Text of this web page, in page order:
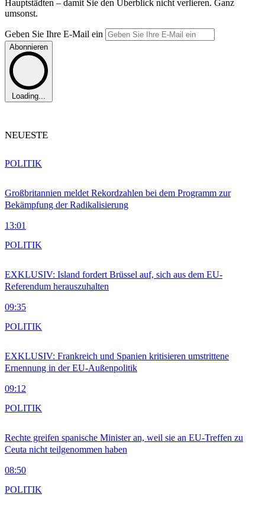
Hauptstädten – damit Sie den Überblick nicht verlieren. Ganz
umsonst.
Geben Sie Ihre E-Mail ein
Abonnieren
Loading...
NEUESTE
Großbritannien meldet Rekordzahlen bei dem Programm zur
Bekämpfung der Radikalisierung
13:01
POLITIK
EXKLUSIV: Island fordert Brüssel auf, sich aus dem EU-
Referendum herauszuhalten
09:35
POLITIK
EXKLUSIV: Frankreich und Spanien kritisieren umstrittene
Ernennung in der EU-Außenpolitik
09:12
POLITIK
Rechte greifen spanische Minister an, weil sie an EU-Treffen zu
Ceuta nicht teilgenommen haben
08:50
POLITIK
POLITIK